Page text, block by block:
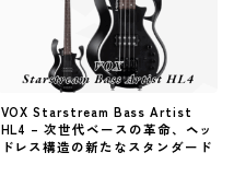
VOX Starstream Bass Artist
HL4 – 次世代ベースの革命、ヘッ
ドレス構造の新たなスタンダード